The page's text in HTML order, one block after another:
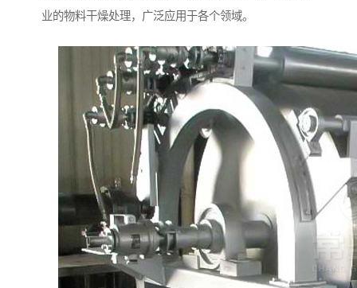
业的物料干燥处理，广泛应用于各个领域。